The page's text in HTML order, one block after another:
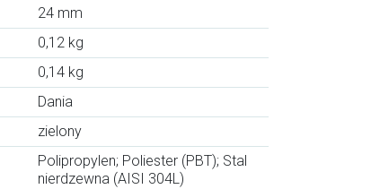
24 mm
0,12 kg
0,14 kg
Dania
zielony
Polipropylen; Poliester (PBT); Stal
nierdzewna (AISI 304L)